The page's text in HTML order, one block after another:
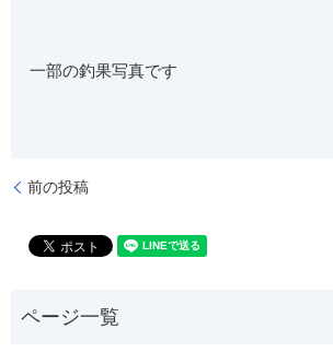
一部の釣果写真です
前の投稿